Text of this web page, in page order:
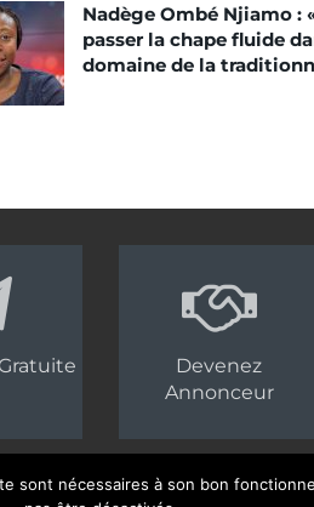
Nadège Ombé Njiamo :
passer la chape fluide
domaine de la
Devenez
Annonceur
sont nécessaires à son bon